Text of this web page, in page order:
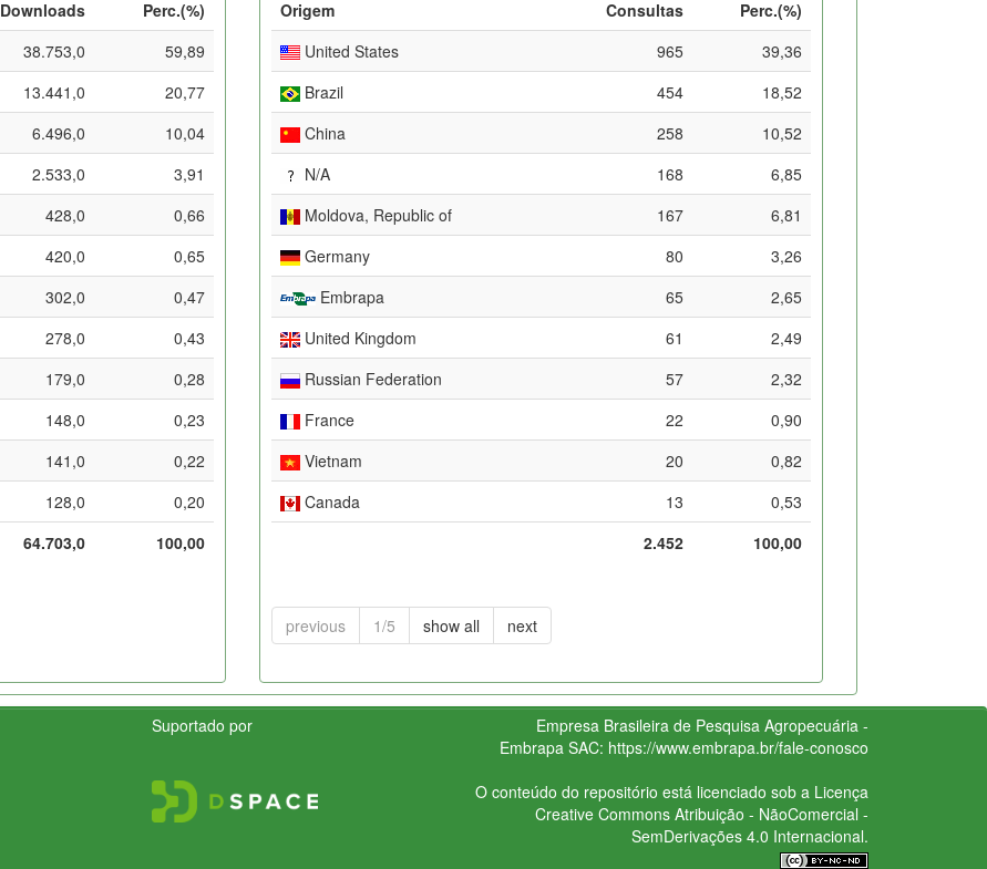
Downloads
Perc.(%)
38.753,0
59,89
13.441,0
20,77
6.496,0
10,04
2.533,0
3,91
428,0
0,66
420,0
0,65
302,0
0,47
278,0
0,43
179,0
0,28
148,0
0,23
141,0
0,22
128,0
0,20
64.703,0
100,00
Origem Consultas
Perc.(%)
United States
965
39,36
Brazil
454
18,52
China
258
10,52
N/A
168
6,85
Moldova, Republic of
167
6,81
Germany
80
3,26
Embrapa
65
2,65
United Kingdom
61
2,49
Russian Federation
57
2,32
France
22
0,90
Vietnam
20
0,82
Canada
13
0,53
2.452
100,00
previous 1/5 show all next
Suportado por
Empresa Brasileira de Pesquisa Agropecuária -
Embrapa SAC: https://www.embrapa.br/fale-conosco
O conteúdo do repositório está licenciado sob a Licença
Creative CommonsAtribuição - NãoComercial -
SemDerivações 4.0 Internacional.